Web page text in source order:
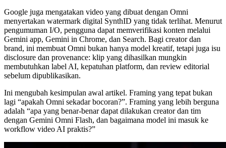
Google juga mengatakan video yang dibuat dengan Omni
menyertakan watermark digital SynthID yang tidak terlihat. Menurut
pengumuman I/O, pengguna dapat memverifikasi konten melalui
Gemini app, Gemini in Chrome, dan Search. Bagi creator dan
brand, ini membuat Omni bukan hanya model kreatif, tetapi juga isu
disclosure dan provenance: klip yang dihasilkan mungkin
membutuhkan label AI, kepatuhan platform, dan review editorial
sebelum dipublikasikan.
Ini mengubah kesimpulan awal artikel. Framing yang tepat bukan
lagi “apakah Omni sekadar bocoran?”. Framing yang lebih berguna
adalah “apa yang benar-benar dapat dilakukan creator dan tim
dengan Gemini Omni Flash, dan bagaimana model ini masuk ke
workflow video AI praktis?”